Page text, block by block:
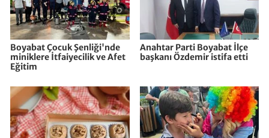
Boyabat Çocuk Şenliği'nde
miniklere İtfaiyecilik ve Afet
Eğitim
Anahtar Parti Boyabat İlçe
başkanı Özdemir istifa etti